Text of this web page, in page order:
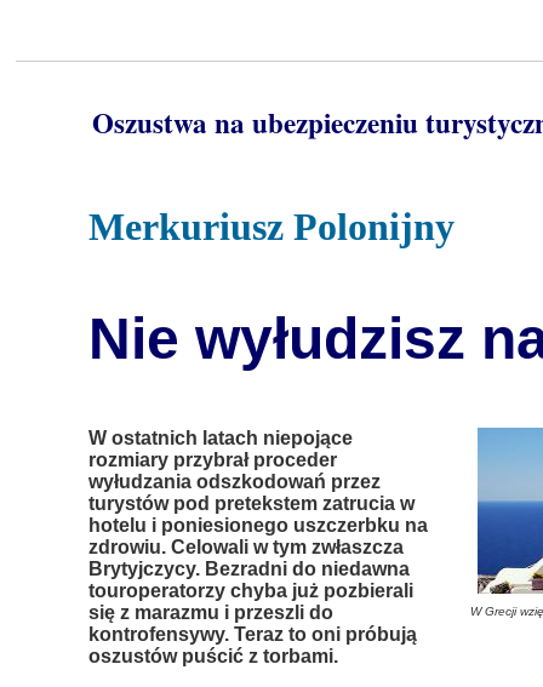
Oszustwa na ubezpieczeniu
Merkuriusz Polonijny
Nie wyłudzisz
W ostatnich latach niepojące
rozmiary przybrał proceder
wyłudzania odszkodowań przez
turystów pod pretekstem zatrucia w
hotelu i poniesionego uszczerbku na
zdrowiu. Celowali w tym zwłaszcza
Brytyjczycy. Bezradni do niedawna
touroperatorzy chyba już pozbierali
się z marazmu i przeszli do
kontrofensywy. Teraz to oni próbują
oszustów puścić z torbami.
W Grecji